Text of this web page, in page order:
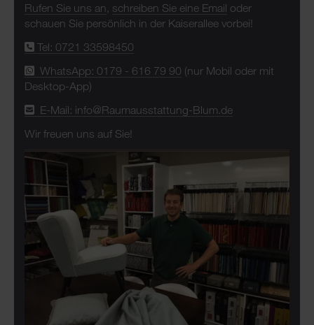
Rufen Sie uns an, schreiben Sie eine Email oder
schauen Sie persönlich in der Kaiserallee vorbei!
Tel: 0721 33598450
WhatsApp: 0179 - 616 79 90 (nur Mobil oder mit
Desktop-App)
E-Mail: info@Raumausstattung-Blum.de
Wir freuen uns auf Sie!